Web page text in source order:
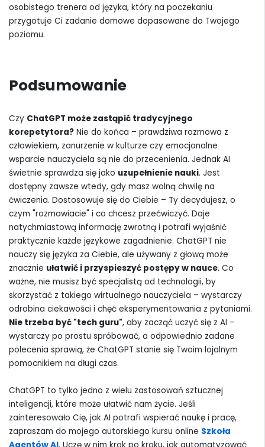
osobistego trenera od języka, który na poczekaniu
przygotuje Ci zadanie domowe dopasowane do Twojego
poziomu.
Podsumowanie
Czy ChatGPT może zastąpić tradycyjnego
korepetytora? Nie do końca – prawdziwa rozmowa z
człowiekiem, zanurzenie w kulturze czy emocjonalne
wsparcie nauczyciela są nie do przecenienia. Jednak AI
świetnie sprawdza się jako uzupełnienie nauki. Jest
dostępny zawsze wtedy, gdy masz wolną chwilę na
ćwiczenia. Dostosowuje się do Ciebie – Ty decydujesz, o
czym "rozmawiacie" i co chcesz przećwiczyć. Daje
natychmiastową informację zwrotną i potrafi wyjaśnić
praktycznie każde językowe zagadnienie. ChatGPT nie
nauczy się języka za Ciebie, ale używany z głową może
znacznie ułatwić i przyspieszyć postępy w nauce. Co
ważne, nie musisz być specjalistą od technologii, by
skorzystać z takiego wirtualnego nauczyciela – wystarczy
odrobina ciekawości i chęć eksperymentowania z pytaniami.
Nie trzeba być "tech guru", aby zacząć uczyć się z AI –
wystarczy po prostu spróbować, a odpowiednio zadane
polecenia sprawią, że ChatGPT stanie się Twoim lojalnym
pomocnikiem na długi czas.
ChatGPT to tylko jedno z wielu zastosowań sztucznej
inteligencji, które może ułatwić nam życie. Jeśli
zainteresowało Cię, jak AI potrafi wspierać naukę i pracę,
zapraszam do mojego autorskiego kursu online Szkoła